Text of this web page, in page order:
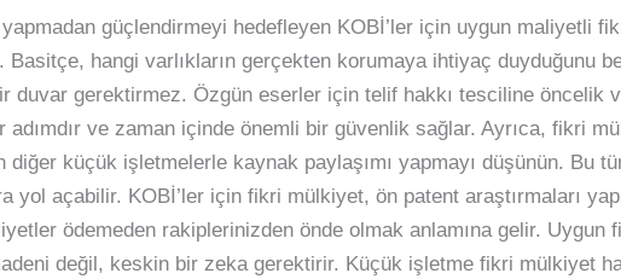
güçlendirmeyi hedefleyen KOBİ’ler için uygun maliyetli
Basitçe, hangi varlıkların gerçekten korumaya ihtiyaç duyduğunu
duvar gerektirmez. Özgün eserler için telif hakkı tesciline öncelik
adımdır ve zaman içinde önemli bir güvenlik sağlar. Ayrıca, fikri
küçük işletmelerle kaynak paylaşımı yapmayı düşünün. Bu
yol açabilir. KOBİ’ler için fikri mülkiyet, ön patent araştırmaları
ödemeden rakiplerinizden önde olmak anlamına gelir. Uygun
değil, keskin bir zeka gerektirir. Küçük işletme fikri mülkiyet